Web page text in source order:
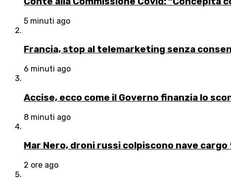
5 minuti ago
Francia, stop al telemarketing senza
6 minuti ago
Accise, ecco come il Governo finanzia lo
8 minuti ago
Mar Nero, droni russi colpiscono nave
2 ore ago